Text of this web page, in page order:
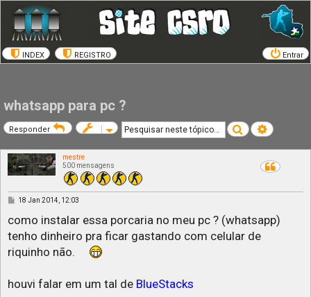
INDEX REGISTRO Entrar
whatsapp para pc ?
Responder PesquisarPesquisa
mestre
500 mensagens
M
s
a
g
e
m
18 Jan 2014, 12:03
como instalar essa porcaria no meu pc ? (whatsapp)
tenho dinheiro pra ficar gastando com celular de
riquinho não.
houvi falar em um tal de BlueStacks